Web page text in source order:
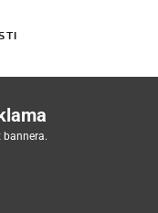
bannera.